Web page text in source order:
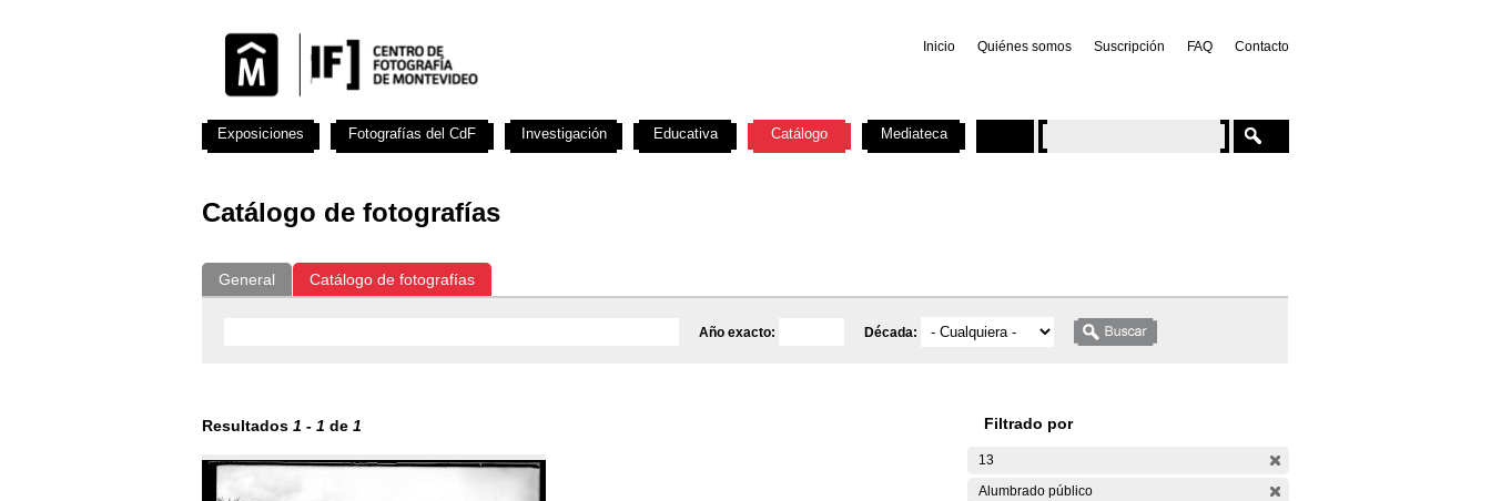
Inicio Quiénes somos Suscripción FAQ Contacto
Catálogo de fotografías
General Catálogo de fotografías
Año exacto: Década:
Resultados 1 - 1 de 1 Filtrado por
13
Alumbrado público
Exposiciones Fotografías del CdF Investigación Educativa Catálogo Mediateca